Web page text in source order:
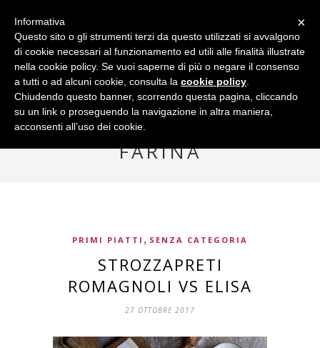
Browsing Tag
FARINA
PRIMI PIATTI , SENZA CATEGORIA
STROZZAPRETI
ROMAGNOLI VS ELISA
27 OTTOBRE 2017
×
Informativa
Questo sito o gli strumenti terzi da questo utilizzati si avvalgono
di cookie necessari al funzionamento ed utili alle finalità illustrate
nella cookie policy. Se vuoi saperne di più o negare il consenso
a tutti o ad alcuni cookie, consulta la cookie policy
Chiudendo questo banner, scorrendo questa pagina, cliccando
su un link o proseguendo la navigazione in altra maniera,
acconsenti all’uso dei cookie.